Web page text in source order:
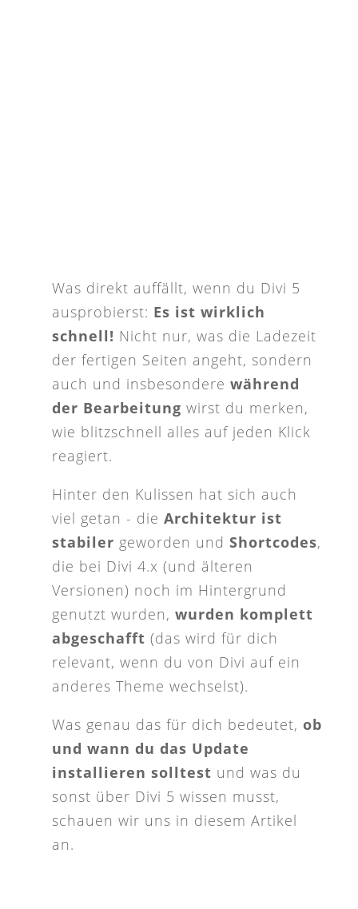
Was direkt auffällt, wenn du Divi 5
ausprobierst: Es ist wirklich
schnell! Nicht nur, was die Ladezeit
der fertigen Seiten angeht, sondern
auch und insbesondere während
der Bearbeitung wirst du merken,
wie blitzschnell alles auf jeden Klick
reagiert.
Hinter den Kulissen hat sich auch
viel getan - die Architektur ist
stabiler geworden und Shortcodes,
die bei Divi 4.x (und älteren
Versionen) noch im Hintergrund
genutzt wurden, wurden komplett
abgeschafft (das wird für dich
relevant, wenn du von Divi auf ein
anderes Theme wechselst).
Was genau das für dich bedeutet, ob
und wann du das Update
installieren solltest und was du
sonst über Divi 5 wissen musst,
schauen wir uns in diesem Artikel
an.